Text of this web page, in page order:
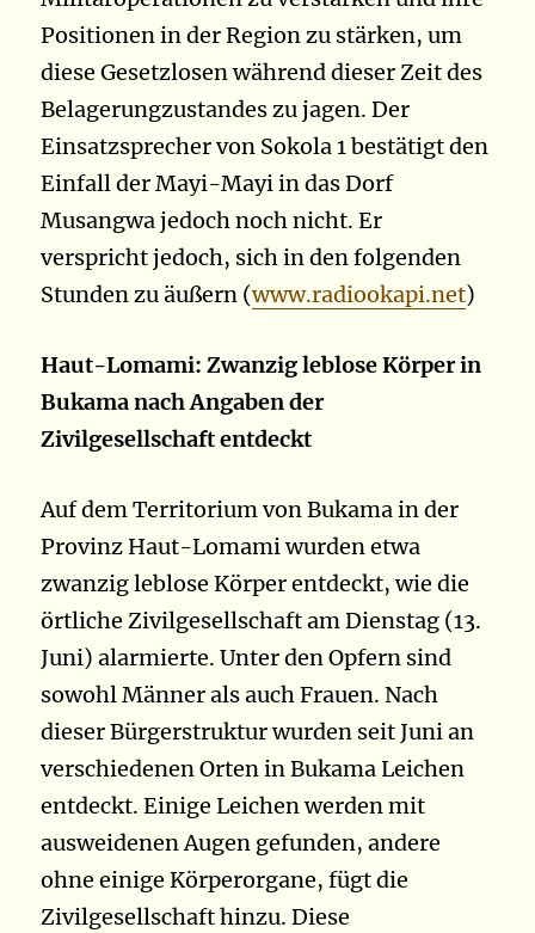
Positionen in der Region zu stärken, um
diese Gesetzlosen während dieser Zeit des
Belagerungzustandes zu jagen. Der
Einsatzsprecher von Sokola 1 bestätigt den
Einfall der Mayi-Mayi in das Dorf
Musangwa jedoch noch nicht. Er
verspricht jedoch, sich in den folgenden
Stunden zu äußern (www.radiookapi.net)
Haut-Lomami: Zwanzig leblose Körper in
Bukama nach Angaben der
Zivilgesellschaft entdeckt
Auf dem Territorium von Bukama in der
Provinz Haut-Lomami wurden etwa
zwanzig leblose Körper entdeckt, wie die
örtliche Zivilgesellschaft am Dienstag (13.
Juni) alarmierte. Unter den Opfern sind
sowohl Männer als auch Frauen. Nach
dieser Bürgerstruktur wurden seit Juni an
verschiedenen Orten in Bukama Leichen
entdeckt. Einige Leichen werden mit
ausweidenen Augen gefunden, andere
ohne einige Körperorgane, fügt die
Zivilgesellschaft hinzu. Diese